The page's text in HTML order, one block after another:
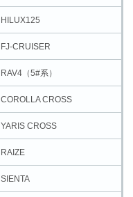
HILUX125
FJ-CRUISER
RAV4（5#系）
COROLLA CROSS
YARIS CROSS
RAIZE
SIENTA